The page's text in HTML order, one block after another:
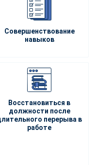
Совершенствование
навыков
Восстановиться в
должности после
перерыва в
работе